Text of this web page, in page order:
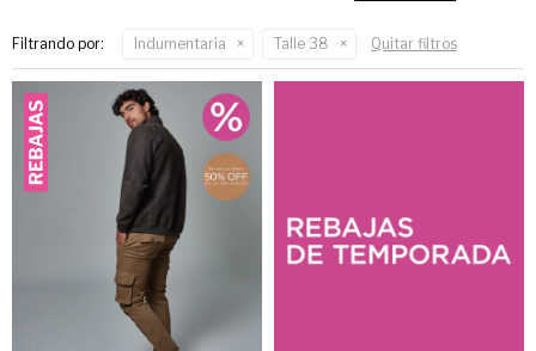
Filtrando por: Indumentaria Talle 38 Quitar filtros